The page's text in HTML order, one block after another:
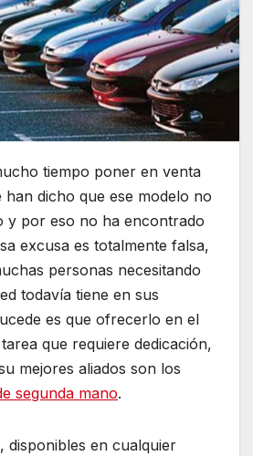
tiempo poner en venta
han dicho que ese modelo no
y por eso no ha encontrado
excusa es totalmente falsa,
personas necesitando
todavía tiene en sus
es que ofrecerlo en el
que requiere dedicación,
mejores aliados son los
segunda mano.
disponibles en cualquier